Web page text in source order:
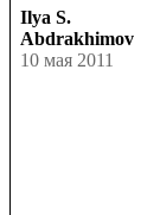
Ilya S.
Abdrakhimov
10 мая 2011